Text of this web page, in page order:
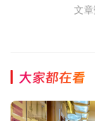
文章
大家都在看